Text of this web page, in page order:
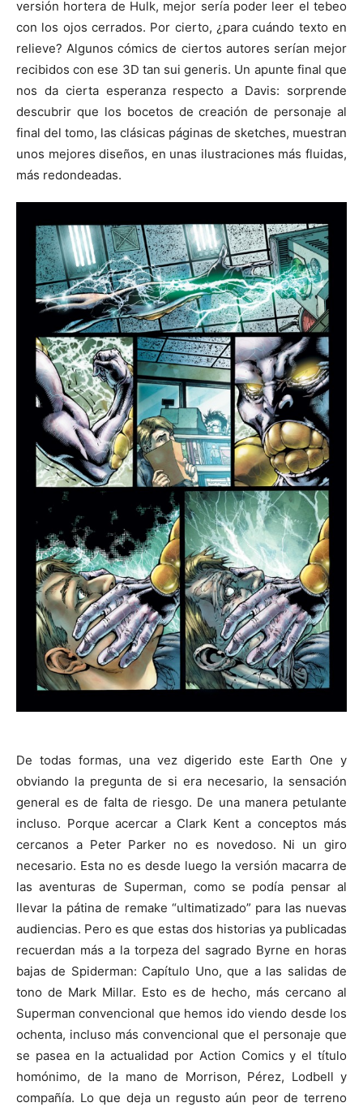
versión hortera de Hulk, mejor sería poder leer el tebeo
con los ojos cerrados. Por cierto, ¿para cuándo texto en
relieve? Algunos cómics de ciertos autores serían mejor
recibidos con ese 3D tan sui generis. Un apunte final que
nos da cierta esperanza respecto a Davis: sorprende
descubrir que los bocetos de creación de personaje al
final del tomo, las clásicas páginas de sketches, muestran
unos mejores diseños, en unas ilustraciones más fluidas,
más redondeadas.
De todas formas, una vez digerido este Earth One y
obviando la pregunta de si era necesario, la sensación
general es de falta de riesgo. De una manera petulante
incluso. Porque acercar a Clark Kent a conceptos más
cercanos a Peter Parker no es novedoso. Ni un giro
necesario. Esta no es desde luego la versión macarra de
las aventuras de Superman, como se podía pensar al
llevar la pátina de remake “ultimatizado” para las nuevas
audiencias. Pero es que estas dos historias ya publicadas
recuerdan más a la torpeza del sagrado Byrne en horas
bajas de Spiderman: Capítulo Uno, que a las salidas de
tono de Mark Millar. Esto es de hecho, más cercano al
Superman convencional que hemos ido viendo desde los
ochenta, incluso más convencional que el personaje que
se pasea en la actualidad por Action Comics y el título
homónimo, de la mano de Morrison, Pérez, Lodbell y
compañía. Lo que deja un regusto aún peor de terreno